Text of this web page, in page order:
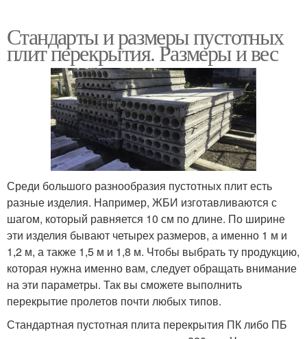
Стандарты и размеры пустотных
плит перекрытия. Размеры и вес
Среди большого разнообразия пустотных плит есть
разные изделия. Например, ЖБИ изготавливаются с
шагом, который равняется 10 см по длине. По ширине
эти изделия бывают четырех размеров, а именно 1 м и
1,2 м, а также 1,5 м и 1,8 м. Чтобы выбрать ту продукцию,
которая нужна именно вам, следует обращать внимание
на эти параметры. Так вы сможете выполнить
перекрытие пролетов почти любых типов.
Стандартная пустотная плита перекрытия ПК либо ПБ